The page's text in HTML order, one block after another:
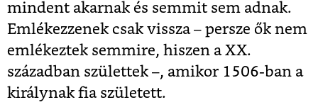
mindent akarnak és semmit sem adnak.
Emlékezzenek csak vissza – persze ők nem
emlékeztek semmire, hiszen a XX.
században születtek –, amikor 1506-ban a
királynak fia született.